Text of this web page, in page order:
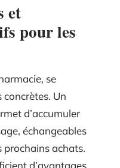
et
pour les
se
Un
d’accumuler
échangeables
prochains achats.
d’avantages